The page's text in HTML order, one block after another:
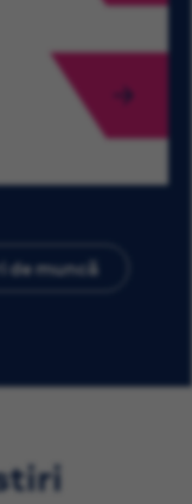
de muncă